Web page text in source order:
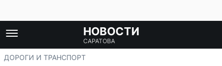
НОВОСТИ
САРАТОВА
ДОРОГИ И ТРАНСПОРТ